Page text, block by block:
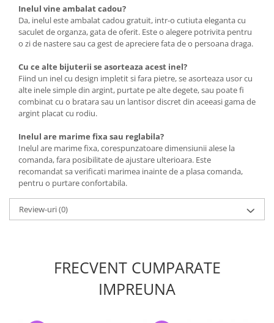
Inelul vine ambalat cadou?
Da, inelul este ambalat cadou gratuit, intr-o cutiuta eleganta cu
saculet de organza, gata de oferit. Este o alegere potrivita pentru
o zi de nastere sau ca gest de apreciere fata de o persoana draga.
Cu ce alte bijuterii se asorteaza acest inel?
Fiind un inel cu design impletit si fara pietre, se asorteaza usor cu
alte inele simple din argint, purtate pe alte degete, sau poate fi
combinat cu o bratara sau un lantisor discret din aceeasi gama de
argint placat cu rodiu.
Inelul are marime fixa sau reglabila?
Inelul are marime fixa, corespunzatoare dimensiunii alese la
comanda, fara posibilitate de ajustare ulterioara. Este
recomandat sa verificati marimea inainte de a plasa comanda,
pentru o purtare confortabila.
Review-uri(0)
FRECVENT CUMPARATE
IMPREUNA